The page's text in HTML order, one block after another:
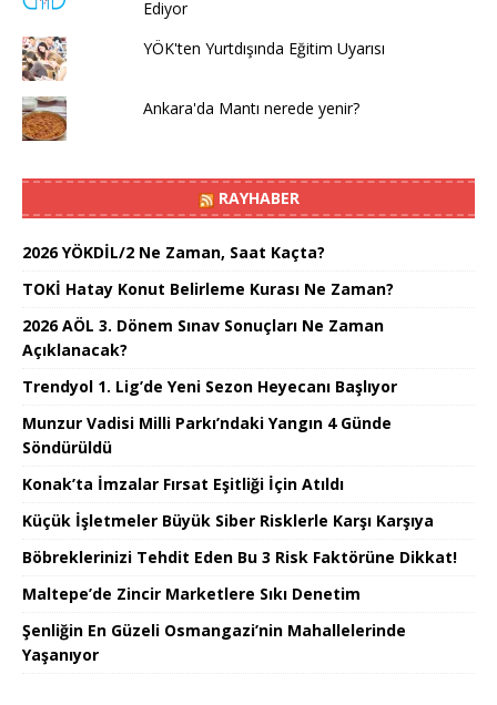
Ediyor
YÖK'ten Yurtdışında Eğitim Uyarısı
Ankara'da Mantı nerede yenir?
RAYHABER
2026 YÖKDİL/2 Ne Zaman, Saat Kaçta?
TOKİ Hatay Konut Belirleme Kurası Ne Zaman?
2026 AÖL 3. Dönem Sınav Sonuçları Ne Zaman
Açıklanacak?
Trendyol 1. Lig’de Yeni Sezon Heyecanı Başlıyor
Munzur Vadisi Milli Parkı’ndaki Yangın 4 Günde
Söndürüldü
Konak’ta İmzalar Fırsat Eşitliği İçin Atıldı
Küçük İşletmeler Büyük Siber Risklerle Karşı Karşıya
Böbreklerinizi Tehdit Eden Bu 3 Risk Faktörüne Dikkat!
Maltepe’de Zincir Marketlere Sıkı Denetim
Şenliğin En Güzeli Osmangazi’nin Mahallelerinde
Yaşanıyor